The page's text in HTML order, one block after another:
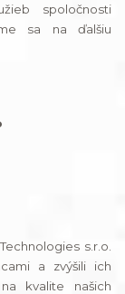
spoločnosti
sa na ďalšiu
s.r.o.
a zvýšili ich
kvalite našich